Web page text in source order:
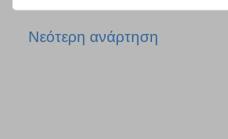
Νεότερη ανάρτηση